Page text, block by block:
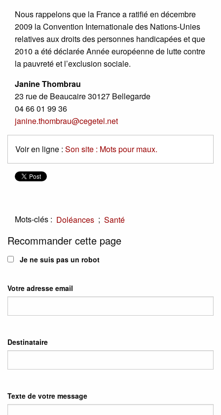
Nous rappelons que la France a ratifié en décembre
2009 la Convention Internationale des Nations-Unies
relatives aux droits des personnes handicapées et que
2010 a été déclarée Année européenne de lutte contre
la pauvreté et l’exclusion sociale.
Janine Thombrau
23 rue de Beaucaire 30127 Bellegarde
04 66 01 99 36
janine.thombrau@cegetel.net
Voir en ligne : Son site : Mots pour maux.
Mots-clés : Doléances ; Santé
Recommander cette page
Je ne suis pas un robot
Votre adresse email
Destinataire
Texte de votre message